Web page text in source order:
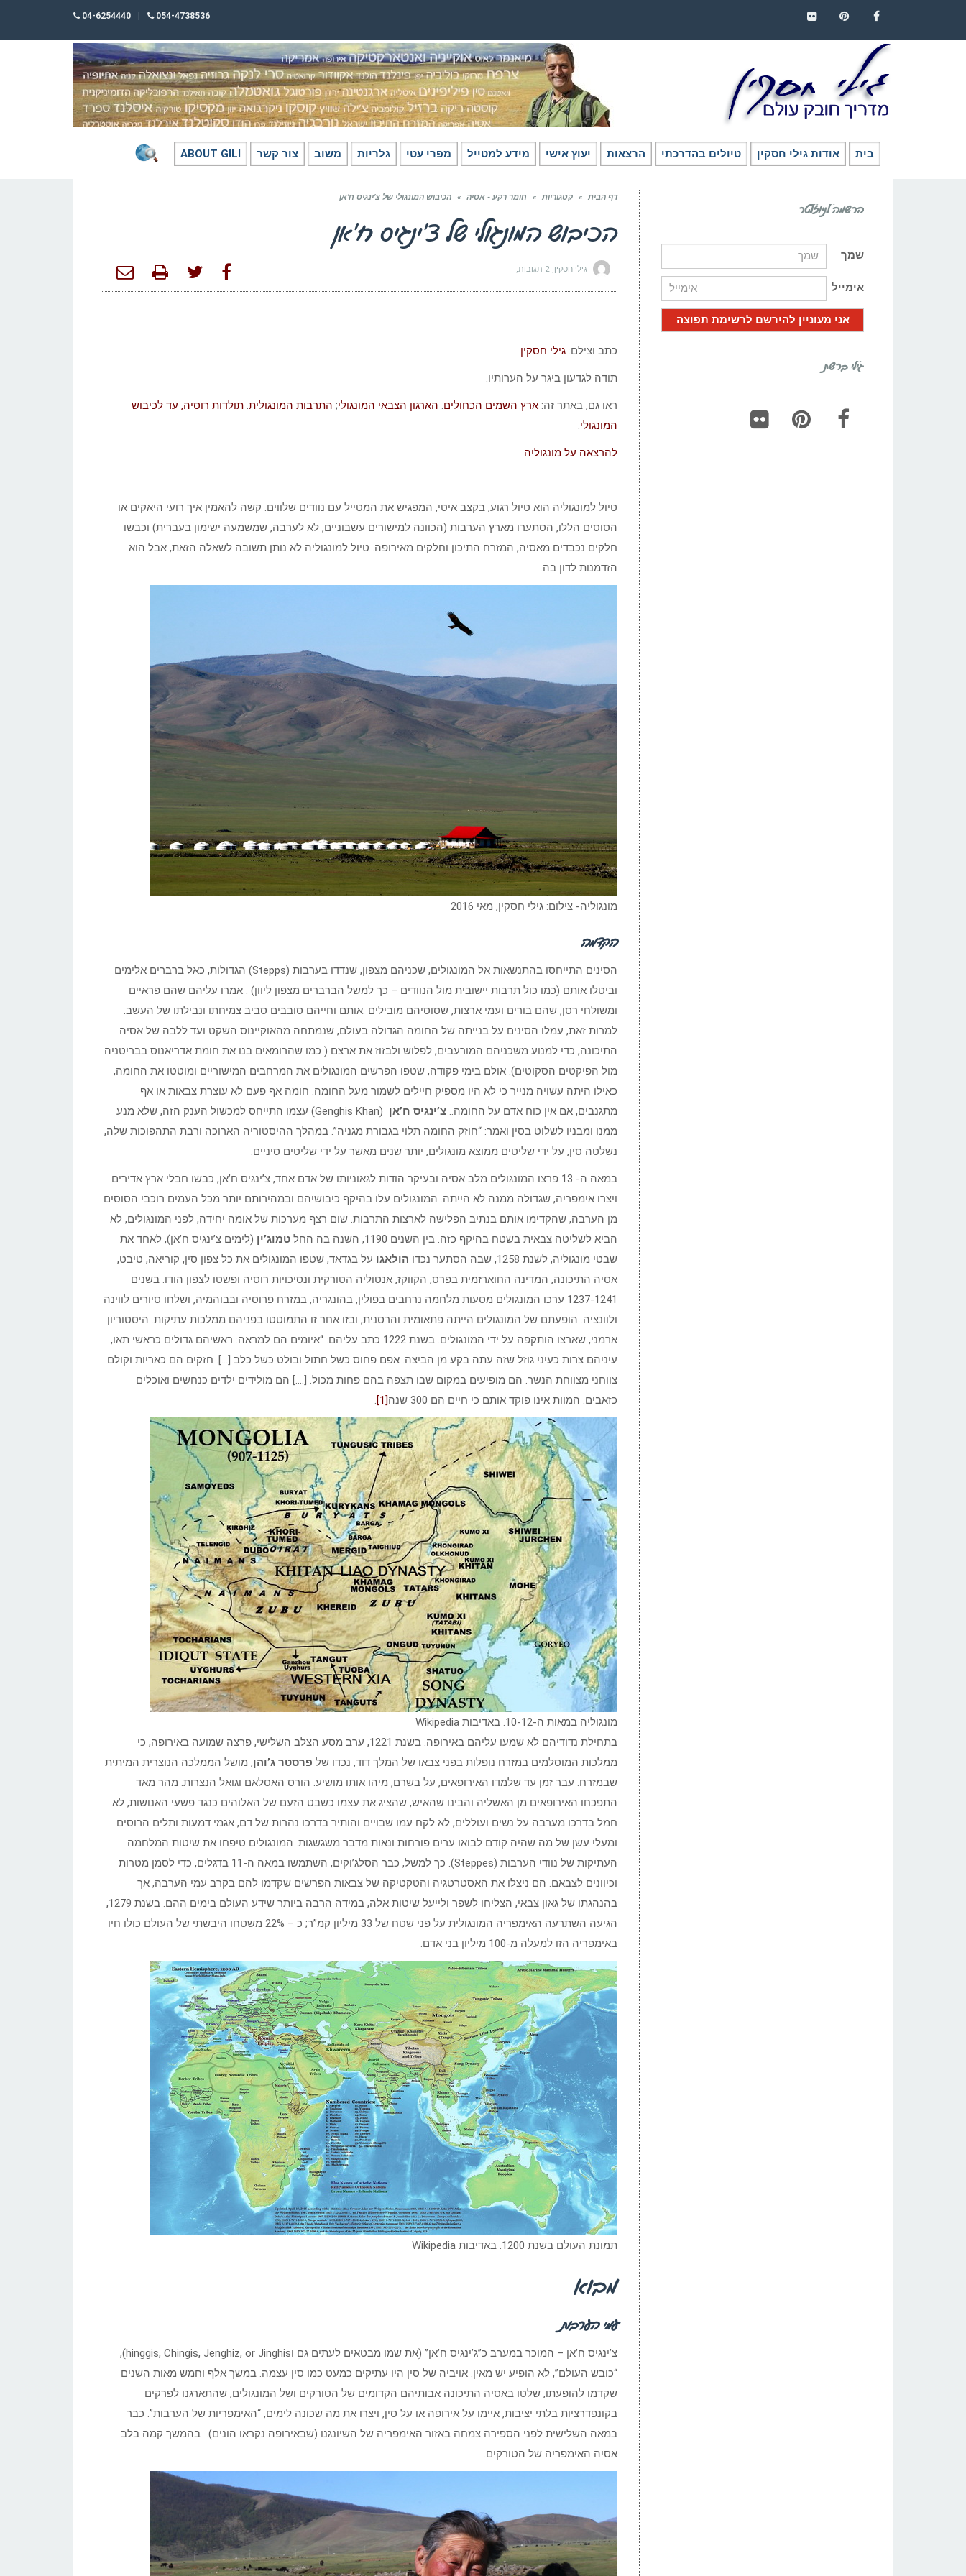
054-4738536
04-6254440
בית אודות גילי חסקין טיולים בהדרכתי הרצאות יעוץ אישי מידע למטייל מפרי עטי גלריות משוב צור קשר ABOUT GILI
דף הבית » קטגוריות » חומר רקע - אסיה » הכיבוש המונגולי של צ’ינגיס ח’אן
הכיבוש המונגולי של צ’ינגיס ח’אן
גילי חסקין 2 תגובות
כתב וצילם: גילי חסקין
תודה לגדעון ביגר על הערותיו.
ראו גם, באתר זה: ארץ השמים הכחולים. הארגון הצבאי המונגולי; התרבות המונגולית. תולדות רוסיה, עד לכיבוש
המונגולי.
להרצאה על מונגוליה.
טיול למונגוליה הוא טיול רגוע, בקצב איטי, המפגיש את המטייל עם נוודים שלווים. קשה להאמין איך רועי היאקים או
הסוסים הללו, הסתערו מארץ הערבות (הכוונה למישורים עשבוניים, לא לערבה, שמשמעה ישימון בעברית) וכבשו
חלקים נכבדים מאסיה, המזרח התיכון וחלקים מאירופה. טיול למונגוליה לא נותן תשובה לשאלה הזאת, אבל הוא
הזדמנות לדון בה.
מונגוליה- צילום: גילי חסקין, מאי 2016
הקדמה
הסינים התייחסו בהתנשאות אל המונגולים, שכניהם מצפון, שנדדו בערבות (Stepps) הגדולות, כאל ברברים אלימים
וביטלו אותם (כמו כול תרבות יישובית מול הנוודים – כך למשל הברברים מצפון ליוון) . אמרו עליהם שהם פראיים
ומשולחי רסן, שהם בורים ועמי ארצות, שסוסיהם מובילים .אותם וחייהם סובבים סביב צמיחתו ונבילתו של העשב.
למרות זאת, עמלו הסינים על בנייתה של החומה הגדולה בעולם, שנמתחה מהאוקיינוס השקט ועד ללבה של אסיה
התיכונה, כדי למנוע משכניהם המורעבים, לפלוש ולבזוז את ארצם ( כמו שהרומאים בנו את חומת אדריאנוס בבריטניה
מול הפיקטים הסקוטים). אולם בימי פקודה, שטפו הפרשים המונגולים את המרחבים המישוריים ומוטטו את החומה,
כאילו היתה עשויה מנייר כי לא היו מספיק חיילים לשמור מעל החומה. חומה אף פעם לא עוצרת צבאות או אף
מתגנבים, אם אין כוח אדם על החומה.. צ’ינגיס ח’אן
(Genghis Khan) עצמו התייחס למכשול הענק הזה, שלא מנע
ממנו ומבניו לשלוט בסין ואמר: “חוזק החומה תלוי בגבורת מגניה”. במהלך ההיסטוריה הארוכה ורבת התהפוכות שלה,
נשלטה סין, על ידי שליטים ממוצא מונגולים, יותר שנים מאשר על ידי שליטים סיניים.
במאה ה- 13 פרצו המונגולים מלב אסיה ובעיקר הודות לגאוניותו של אדם אחד, צ’ינגיס ח’אן, כבשו חבלי ארץ אדירים
ויצרו אימפריה, שגדולה ממנה לא הייתה. המונגולים עלו בהיקף כיבושיהם ובמהירותם יותר מכל העמים רוכבי הסוסים
מן הערבה, שהקדימו אותם בנתיב הפלישה לארצות התרבות. שום רצף מערכות של אומה יחידה, לפני המונגולים, לא
הביא לשליטה צבאית בשטח בהיקף כזה. בין השנים 1190, השנה בה החל
טמוג’ין (לימים צ’ינגיס ח’אן), לאחד את
שבטי מונגוליה, לשנת 1258, שבה הסתער נכדו
הולאגו על בגדאד, שטפו המונגולים את כל צפון סין, קוריאה, טיבט,
אסיה התיכונה, המדינה החוארזמית בפרס, הקווקז, אנטוליה הטורקית ונסיכויות רוסיה ופשטו לצפון הודו. בשנים
1237-1241 ערכו המונגולים מסעות מלחמה נרחבים בפולין, בהונגריה, במזרח פרוסיה ובבוהמיה, ושלחו סיורים לווינה
ולוונציה. הופעתם של המונגולים הייתה פתאומית והרסנית, ובזו אחר זו התמוטטו בפניהם ממלכות עתיקות. היסטוריון
ארמני, שארצו הותקפה על ידי המונגולים. בשנת 1222 כתב עליהם: “איומים הם למראה: ראשיהם גדולים כראשי תאו,
עיניהם צרות כעיני גוזל שזה עתה בקע מן הביצה. אפם פחוס כשל חתול ובולט כשל כלב […]. חזקים הם כאריות וקולם
צווחני מצווחת הנשר. הם מופיעים במקום שבו תצפה בהם פחות מכול. [….] הם מולידים ילדים כנחשים ואוכלים
כזאבים. המוות אינו פוקד אותם כי חיים הם 300 שנה
[1]
.
מונגוליה במאות ה-10-12. באדיבות Wikipedia
בתחילת נדודיהם לא שמעו עליהם באירופה. בשנת 1221, ערב מסע הצלב השלישי, פרצה שמועה באירופה, כי
ממלכות המוסלמים במזרח נופלות בפני צבאו של המלך דוד, נכדו של פרסטר ג’והן, מושל הממלכה הנוצרית המיתית
שבמזרח. עבר זמן עד שלמדו האירופאים, על בשרם, מיהו אותו מושיע. הורס האסלאם וגואל הנצרות. מהר מאד
התפכחו האירופאים מן האשליה והבינו שהאיש, שהציג את עצמו כשבט הזעם של האלוהים כנגד פשעי האנושות, לא
חמל בדרכו מערבה על נשים ועוללים, לא לקח עמו שבויים והותיר בדרכו נהרות של דם, אגמי דמעות ותלים הרוסים
ומעלי עשן של מה שהיה קודם לבואו ערים פורחות ונאות מדבר משגשגות. המונגולים טיפחו את שיטות המלחמה
העתיקות של נוודי הערבות (Steppes). כך למשל, כבר הסלג’וקים, השתמשו במאה ה-11 בדגלים, כדי לסמן מטרות
וכיוונים לצבאם. הם ניצלו את האסטרטגיה והטקטיקה של צבאות הפרשים שקדמו להם בקרב עמי הערבה, אך
בהנהגתו של גאון צבאי, הצליחו לשפר ולייעל שיטות אלה, במידה הרבה ביותר שידע העולם בימים ההם. בשנת 1279,
הגיעה השתרעה האימפריה המונגולית על פני שטח של 33 מיליון קמ”ר; כ – 22% משטחו היבשתי של העולם כולו חיו
באימפריה הזו למעלה מ-100 מיליון בני אדם.
תמונת העולם בשנת 1200. באדיבות Wikipedia
מבוא
עמי הערבות
צ’ינגיס ח’אן – המוכר במערב כ”ג’ינגיס ח’אן” (את שמו מבטאים לעתים גם וhinggis, Chingis, Jenghiz, or Jinghis),
“כובש העולם”, לא הופיע יש מאין. אויביה של סין היו עתיקים כמעט כמו סין עצמה. במשך אלף וחמש מאות השנים
שקדמו להופעתו, שלטו באסיה התיכונה אבותיהם הקדומים של הטורקים ושל המונגולים, שהתארגנו לפרקים
בקונפדרציות בלתי יציבות, איימו על אירופה או על סין, ויצרו את מה שכונה לימים, “האימפריות של הערבות”. כבר
במאה השלישית לפני הספירה צמחה באזור האימפריה של השיונגנו (שבאירופה נקראו הונים). בהמשך קמה בלב
אסיה האימפריה של הטורקים.
הרשמה לניוזלטר
שמך
אימייל
גילי ברשת